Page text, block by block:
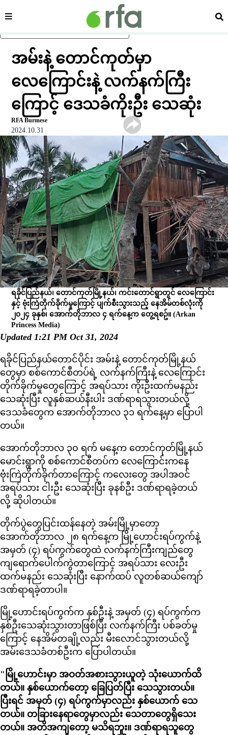
ပင်မအကြောင်းအရာသို့ ကျော်ရန်
ကဏ္ဍ ရှာ
အမ်းနဲ့ တောင်ကုတ်မှာ
လေကြောင်းနဲ့ လက်နက်ကြီး
ကြောင့် ဒေသခံကိုးဦး သေဆုံး
RFA Burmese
2024.10.31
ရခိုင်ပြည်နယ်၊ တောင်ကုတ်မြို့နယ်၊ ကင်းတောင်ရွာတွင် လေကြောင်း
နှင့် ဗုံးကြဲတိုက်ခိုက်မှုကြောင့် ပျက်စီးသွားသည့် နေအိမ်တစ်လုံးကို
၂၀၂၄ ခုနှစ်၊ အောက်တိုဘာလ ၄ ရက်နေ့က တွေ့ရစဥ်။(Arkan
Princess Media)
Updated 1:21 PM Oct 31, 2024
ရခိုင်ပြည်နယ်တောင်ပိုင်း အမ်းနဲ့ တောင်ကုတ်မြို့နယ်
တွေမှာ စစ်ကောင်စီတပ်ရဲ့ လက်နက်ကြီးနဲ့ လေကြောင်း
တိုက်ခိုက်မှုတွေကြောင့် အရပ်သား ကိုးဦးထက်မနည်း
သေဆုံးပြီး လူနှစ်ဆယ်နီးပါး ဒဏ်ရာရသွားတယ်လို့
ဒေသခံတွေက အောက်တိုဘာလ ၃၁ ရက်နေ့မှာ ပြောပါ
တယ်။
အောက်တိုဘာလ ၃၀ ရက် မနေ့က တောင်ကုတ်မြို့နယ်
မောင်းရွာကို စစ်ကောင်စီတပ်က လေကြောင်းကနေ
ဗုံးကြဲတိုက်ခိုက်တာကြောင့် ကလေးတွေ အပါအဝင်
အရပ်သား ငါးဦး သေဆုံးပြီး ခုနစ်ဦး ဒဏ်ရာရခဲ့တယ်
လို့ ဆိုပါတယ်။
တိုက်ပွဲတွေပြင်းထန်နေတဲ့ အမ်းမြို့မှာတော့
အောက်တိုဘာလ ၂၈ ရက်နေ့က မြို့ဟောင်းရပ်ကွက်နဲ့
အမှတ် (၄) ရပ်ကွက်တွေထဲ လက်နက်ကြီးကျည်တွေ
ကျရောက်ပေါက်ကွဲတာကြောင့် အရပ်သား လေးဦး
ထက်မနည်း သေဆုံးပြီး နောက်ထပ် လူတစ်ဆယ်ကျော်
ဒဏ်ရာရခဲ့တာပါ။
မြို့ဟောင်းရပ်ကွက်က နှစ်ဦးနဲ့ အမှတ် (၄) ရပ်ကွက်က
နှစ်ဦးသေဆုံးသွားတာဖြစ်ပြီး လက်နက်ကြီး ပစ်ခတ်မှု
ကြောင့် နေအိမ်တချို့လည်း မီးလောင်သွားတယ်လို့
အမ်းဒေသခံတစ်ဦးက ပြောပါတယ်။
"မြို့ဟောင်းမှာ အဝတ်အစားသွားယူတဲ့ သုံးယောက်ထိ
တယ်။ နှစ်ယောက်တော့ ခြေပြတ်ပြီး သေသွားတယ်။
ပြီးရင် အမှတ် (၄) ရပ်ကွက်မှာလည်း နှစ်ယောက် သေ
တယ်။ တခြားနေရာတွေမှာလည်း သေတာတွေရှိသေး
တယ်။ အတိအကျတော့ မသိရဘူး။ ဒဏ်ရာရသူတွေ